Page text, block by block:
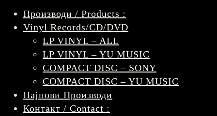
Производи / Products :
Vinyl Records/CD/DVD
LP VINYL – ALL
LP VINYL – YU MUSIC
COMPACT DISC – SONY
COMPACT DISC – YU MUSIC
Најнови Производи
Контакт / Contact :